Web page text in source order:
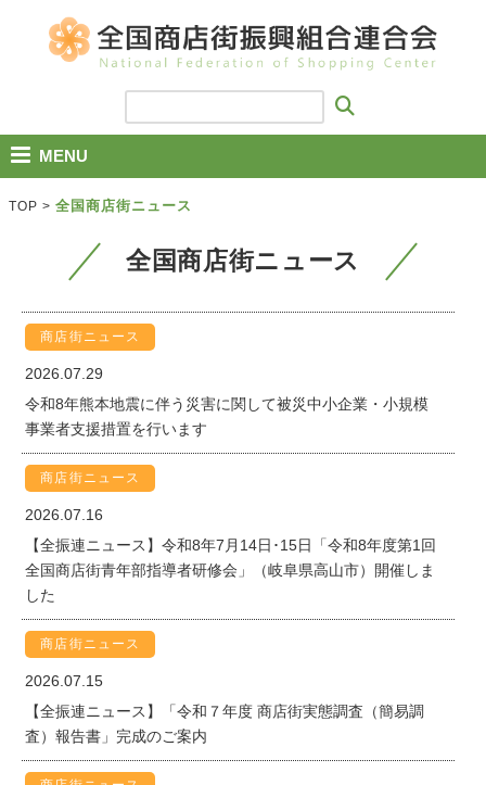
MENU
TOP > 全国商店街ニュース
全国商店街ニュース
商店街ニュース
2026.07.29
令和8年熊本地震に伴う災害に関して被災中小企業・小規模
事業者支援措置を行います
商店街ニュース
2026.07.16
【全振連ニュース】令和8年7月14日･15日「令和8年度第1回
全国商店街青年部指導者研修会」（岐阜県高山市）開催しま
した
商店街ニュース
2026.07.15
【全振連ニュース】「令和７年度 商店街実態調査（簡易調
査）報告書」完成のご案内